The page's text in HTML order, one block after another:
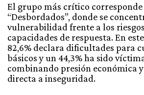
El grupo más crítico corresponde
“Desbordados”, donde se
vulnerabilidad frente a los
capacidades de respuesta. En
82,6% declara dificultades para
básicos y un 44,3% ha sido
combinando presión económica
directa a inseguridad.